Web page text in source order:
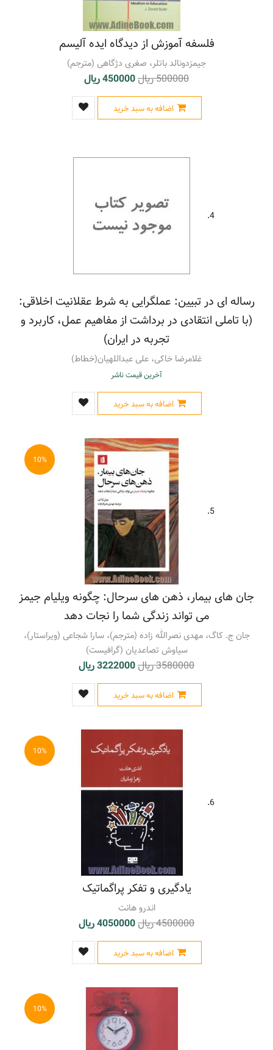
فلسفه آموزش از دیدگاه ایده آلیسم
جیمزدونالد باتلر، صغری دژگاهی (مترجم)
500000 ریال 450000 ریال
اضافه به سبد خرید
4.
رساله ای در تبیین: عملگرایی به شرط عقلانیت اخلاقی:
(با تاملی انتقادی در برداشت از مفاهیم عمل، کاربرد و
تجربه در ایران)
غلامرضا خاکی، علی عبداللهیان(خطاط)
آخرین قیمت ناشر
اضافه به سبد خرید
10%
5.
جان های بیمار، ذهن های سرحال: چگونه ویلیام جیمز
می تواند زندگی شما را نجات دهد
جان ج. کاگ، مهدی نصرالله زاده (مترجم)، سارا شجاعی (ویراستار)،
سیاوش تصاعدیان (گرافیست)
3580000 ریال 3222000 ریال
اضافه به سبد خرید
10%
6.
یادگیری و تفکر پراگماتیک
اندرو هانت
4500000 ریال 4050000 ریال
اضافه به سبد خرید
10%